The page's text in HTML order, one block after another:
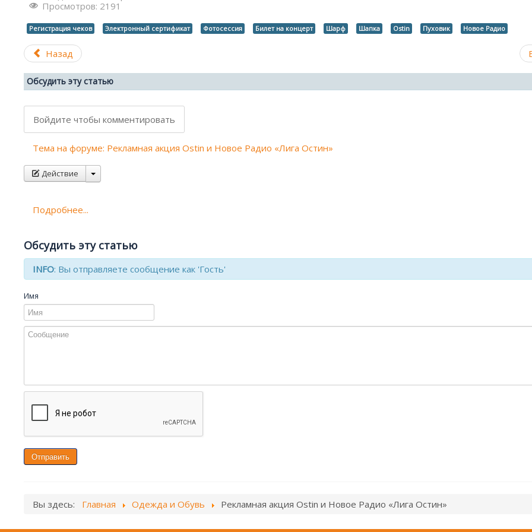
Просмотров: 2191
Регистрация чеков Электронный сертификат Фотосессия Билет на концерт Шарф Шапка Ostin Пуховик Новое Радио
Назад
Обсудить эту статью
Войдите чтобы комментировать
Тема на форуме: Рекламная акция Ostin и Новое Радио «Лига Остин»
Действие
Подробнее...
Обсудить эту статью
INFO: Вы отправляете сообщение как 'Гость'
Имя
Отправить
Вы здесь: Главная Одежда и Обувь Рекламная акция Ostin и Новое Радио «Лига Остин»